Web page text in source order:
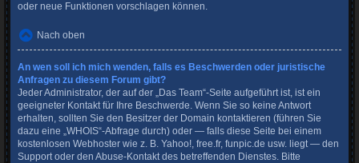
oder neue Funktionen vorschlagen können.
Nach oben
An wen soll ich mich wenden, falls es Beschwerden oder juristische
Anfragen zu diesem Forum gibt?
Jeder Administrator, der auf der „Das Team“-Seite aufgeführt ist, ist ein
geeigneter Kontakt für Ihre Beschwerde. Wenn Sie so keine Antwort
erhalten, sollten Sie den Besitzer der Domain kontaktieren (führen Sie
dazu eine „WHOIS“-Abfrage durch) oder — falls diese Seite bei einem
kostenlosen Webhoster wie z. B. Yahoo!, free.fr, funpic.de usw. liegt — den
Support oder den Abuse-Kontakt des betreffenden Dienstes. Bitte